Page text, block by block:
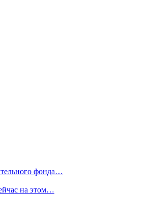
фонда…
на этом…